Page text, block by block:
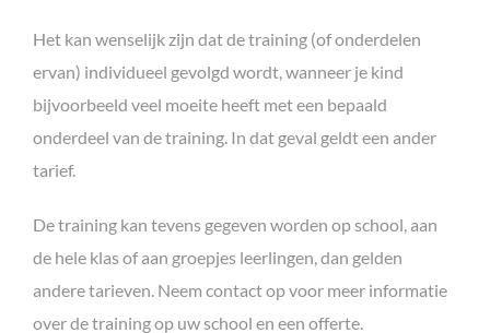
Het kan wenselijk zijn dat de training (of onderdelen
ervan) individueel gevolgd wordt, wanneer je kind
bijvoorbeeld veel moeite heeft met een bepaald
onderdeel van de training. In dat geval geldt een ander
tarief.
De training kan tevens gegeven worden op school, aan
de hele klas of aan groepjes leerlingen, dan gelden
andere tarieven. Neem contact op voor meer informatie
over de training op uw school en een offerte.